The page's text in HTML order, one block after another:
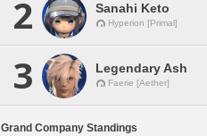
2 Sanahi Keto
Hyperion [Primal]
3 Legendary Ash
Faerie [Aether]
Grand Company Standings